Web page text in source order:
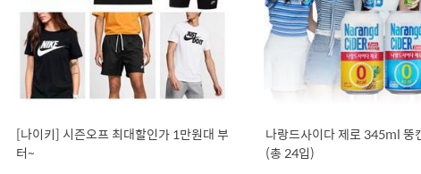
[나이키] 시즌오프 최대할인가 1만원대 부
터~
나랑드사이다 제로 345ml 뚱
(총 24입)